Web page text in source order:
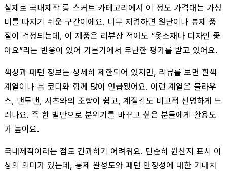
실제로 국내제작 롱 스커트 카테고리에서 이 정도 가격대는 가성
비를 따지기 쉬운 구간이에요. 너무 저렴하면 원단이나 봉제 품
질이 걱정되는데, 이 제품은 리뷰상 적어도 “옷소재나 디자인 좋
아요”라는 반응이 있어 기본기에서 무난한 평가를 받고 있어요.
색상과 패턴 정보는 상세히 제한되어 있지만, 리뷰를 보면 흰색
계열이나 봄 코디와 함께 많이 언급됐어요. 이런 계열은 블라우
스, 맨투맨, 셔츠와의 조합이 쉽고, 계절감도 비교적 선명하게 드
러나요. 즉 한 벌만으로 분위기를 바꾸고 싶은 분들에게 활용도
가 높아요.
국내제작이라는 점도 간과하기 어려워요. 단순히 원산지 표시 이
상의 의미가 있는데, 봉제 완성도와 패턴 안정성에 대한 기대치